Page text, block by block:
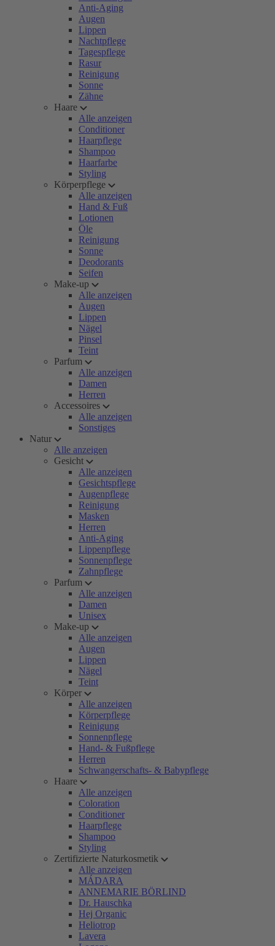
Anti-Aging
Augen
Lippen
Nachtpflege
Tagespflege
Rasur
Reinigung
Sonne
Zähne
Haare
Alle anzeigen
Conditioner
Haarpflege
Shampoo
Haarfarbe
Styling
Körperpflege
Alle anzeigen
Hand & Fuß
Lotionen
Öle
Reinigung
Sonne
Deodorants
Seifen
Make-up
Alle anzeigen
Augen
Lippen
Nägel
Pinsel
Teint
Parfum
Alle anzeigen
Damen
Herren
Accessoires
Alle anzeigen
Sonstiges
Natur
Alle anzeigen
Gesicht
Alle anzeigen
Gesichtspflege
Augenpflege
Reinigung
Masken
Herren
Anti-Aging
Lippenpflege
Sonnenpflege
Zahnpflege
Parfum
Alle anzeigen
Damen
Unisex
Make-up
Alle anzeigen
Augen
Lippen
Nägel
Teint
Körper
Alle anzeigen
Körperpflege
Reinigung
Sonnenpflege
Hand- & Fußpflege
Herren
Schwangerschafts- & Babypflege
Haare
Alle anzeigen
Coloration
Conditioner
Haarpflege
Shampoo
Styling
Zertifizierte Naturkosmetik
Alle anzeigen
MÁDARA
ANNEMARIE BÖRLIND
Dr. Hauschka
Hej Organic
Heliotrop
Lavera